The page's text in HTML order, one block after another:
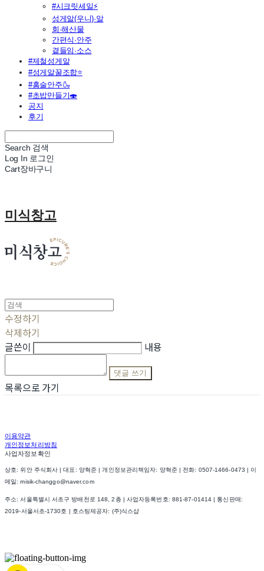
#시크릿세일⚡
성게알(우니)·알
회·해산물
간편식·안주
곁들임·소스
#제철성게알
#성게알꿀조합⭐
#홈술안주🍶
#초밥만들기🍣
공지
후기
Search 검색
Log In 로그인
Cart장바구니
미식창고
수정하기
삭제하기
글쓴이
내용
댓글 쓰기
목록으로 가기
이용약관
개인정보처리방침
사업자정보확인
상호: 위안 주식회사 | 대표: 양혁준 | 개인정보관리책임자: 양혁준 | 전화: 0507-1466-0473 | 이
메일: misik-changgo@naver.com
주소: 서울특별시 서초구 방배천로 148, 2층 | 사업자등록번호: 881-87-01414 | 통신판매:
2019-서울서초-1730호
| 호스팅제공자: (주)식스샵